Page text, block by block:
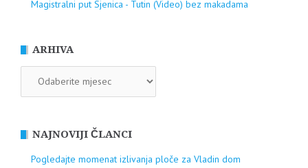
Magistralni put Sjenica - Tutin (Video) bez makadama
ARHIVA
NAJNOVIJI ČLANCI
Pogledajte momenat izlivanja ploče za Vladin dom